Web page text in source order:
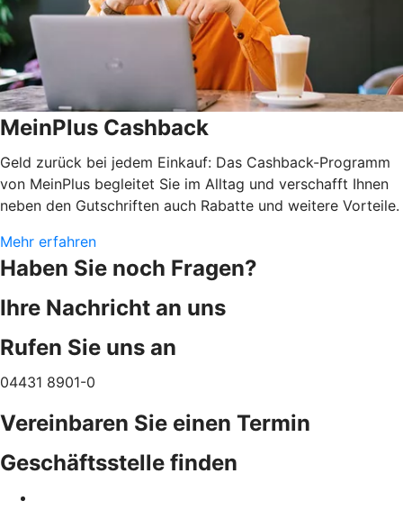
MeinPlus Cashback
Geld zurück bei jedem Einkauf: Das Cashback-Programm
von MeinPlus begleitet Sie im Alltag und verschafft Ihnen
neben den Gutschriften auch Rabatte und weitere Vorteile.
Mehr erfahren
Haben Sie noch Fragen?
Ihre Nachricht an uns
Rufen Sie uns an
04431 8901-0
Vereinbaren Sie einen Termin
Geschäftsstelle finden